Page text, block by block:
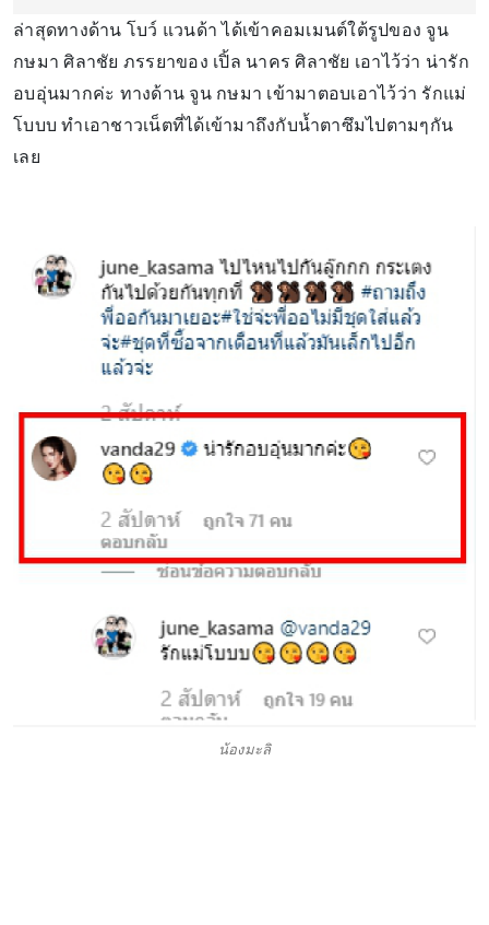
ล่าสุดทางด้าน โบว์ แวนด้า ได้เข้าคอมเมนต์ใต้รูปของ จูน
กษมา ศิลาชัย ภรรยาของ เปิ้ล นาคร ศิลาชัย เอาไว้ว่า น่ารัก
อบอุ่นมากค่ะ ทางด้าน จูน กษมา เข้ามาตอบเอาไว้ว่า รักแม่
โบบบ ทำเอาชาวเน็ตที่ได้เข้ามาถึงกับน้ำตาซึมไปตามๆกัน
เลย
น้องมะลิ